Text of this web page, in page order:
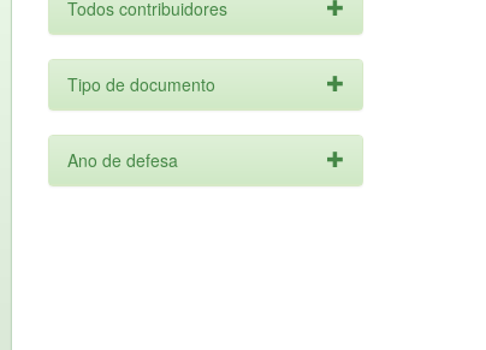
Todos contribuidores
Tipo de documento
Ano de defesa